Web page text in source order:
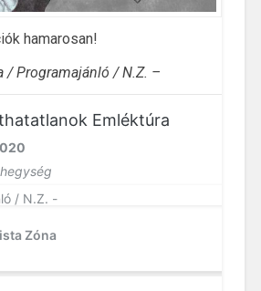
hamarosan!
/ Programajánló / N.Z. –